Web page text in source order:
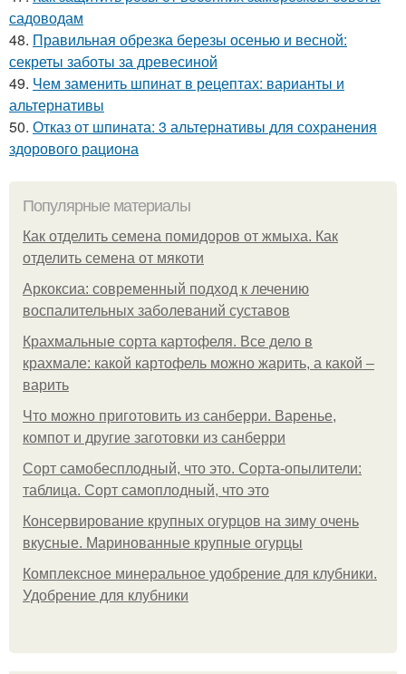
садоводам
48. Правильная обрезка березы осенью и весной:
секреты заботы за древесиной
49. Чем заменить шпинат в рецептах: варианты и
альтернативы
50. Отказ от шпината: 3 альтернативы для сохранения
здорового рациона
Популярные материалы
Как отделить семена помидоров от жмыха. Как
отделить семена от мякоти
Аркоксиа: современный подход к лечению
воспалительных заболеваний суставов
Крахмальные сорта картофеля. Все дело в
крахмале: какой картофель можно жарить, а какой –
варить
Что можно приготовить из санберри. Варенье,
компот и другие заготовки из санберри
Сорт самобесплодный, что это. Сорта-опылители:
таблица. Сорт самоплодный, что это
Консервирование крупных огурцов на зиму очень
вкусные. Маринованные крупные огурцы
Комплексное минеральное удобрение для клубники.
Удобрение для клубники